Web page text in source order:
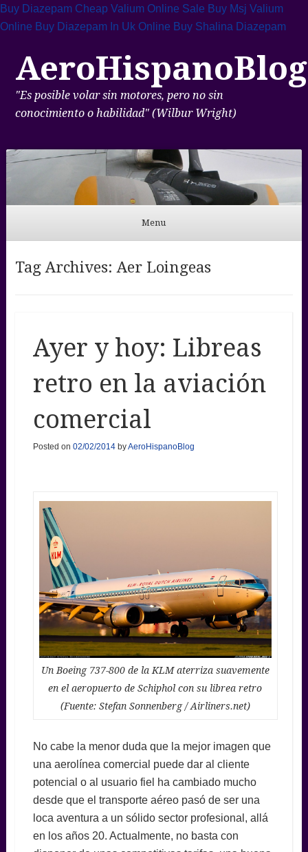
Buy Diazepam Cheap Valium Online Sale Buy Msj Valium
Online Buy Diazepam In Uk Online Buy Shalina Diazepam
AeroHispanoBlog
"Es posible volar sin motores, pero no sin
conocimiento o habilidad" (Wilbur Wright)
Menu
Tag Archives: Aer Loingeas
Ayer y hoy: Libreas
retro en la aviación
comercial
Posted on 02/02/2014byAeroHispanoBlog
Un Boeing 737-800 de la KLM aterriza suavemente
en el aeropuerto de Schiphol con su librea retro
(Fuente: Stefan Sonnenberg / Airliners.net)
No cabe la menor duda que la mejor imagen que
una aerolínea comercial puede dar al cliente
potencial o al usuario fiel ha cambiado mucho
desde que el transporte aéreo pasó de ser una
loca aventura a un sólido sector profesional, allá
en los años 20. Actualmente, no basta con